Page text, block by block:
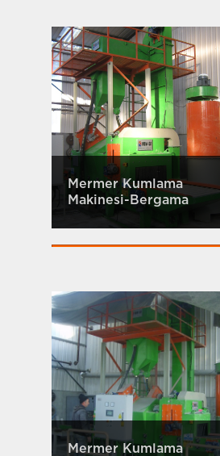
Mermer Kumlama
Makinesi-Bergama
Mermer Kumlama